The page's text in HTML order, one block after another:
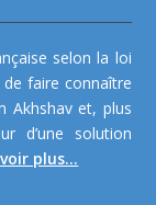
selon la loi
faire connaître
Akhshav et, plus
d’une solution
plus...